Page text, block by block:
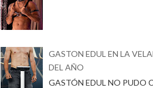
GASTON EDUL EN LA
DEL AÑO
GASTÓN EDUL NO PUDO